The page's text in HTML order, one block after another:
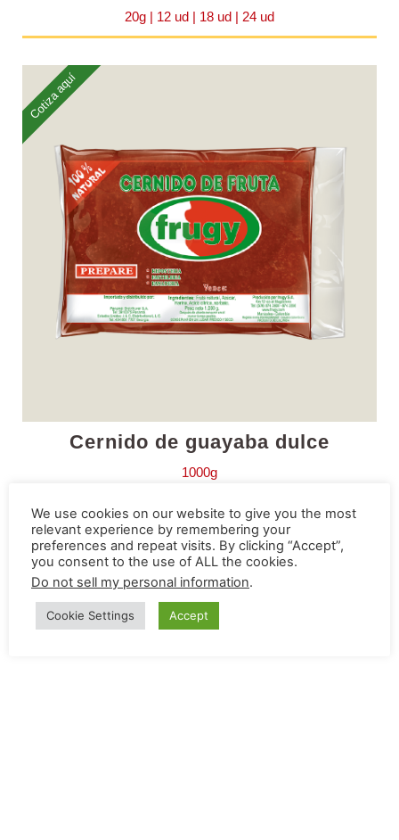
20g | 12 ud | 18 ud | 24 ud
Cernido de guayaba dulce
1000g
Cotiza aquí
Cotiza aquí
We use cookies on our website to give you the most
relevant experience by remembering your
preferences and repeat visits. By clicking “Accept”,
you consent to the use of ALL the cookies.
Do not sell my personal information.
Cookie Settings Accept